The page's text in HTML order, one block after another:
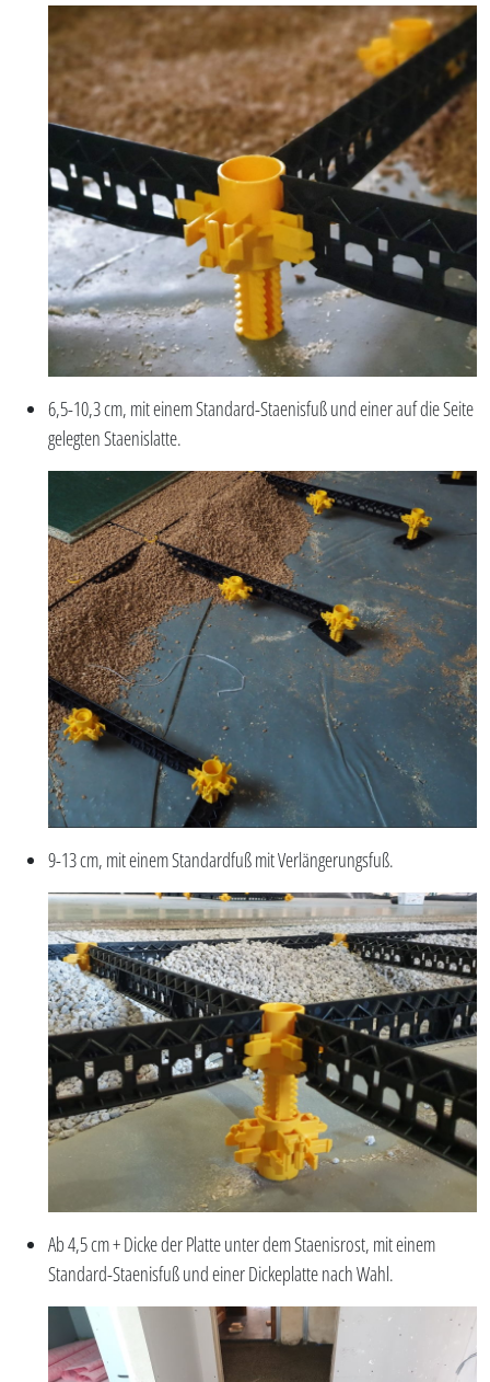
6,5-10,3 cm, mit einem Standard-Staenisfuß und einer auf die Seite
gelegten Staenislatte.
9-13 cm, mit einem Standardfuß mit Verlängerungsfuß.
Ab 4,5 cm + Dicke der Platte unter dem Staenisrost, mit einem
Standard-Staenisfuß und einer Dickeplatte nach Wahl.